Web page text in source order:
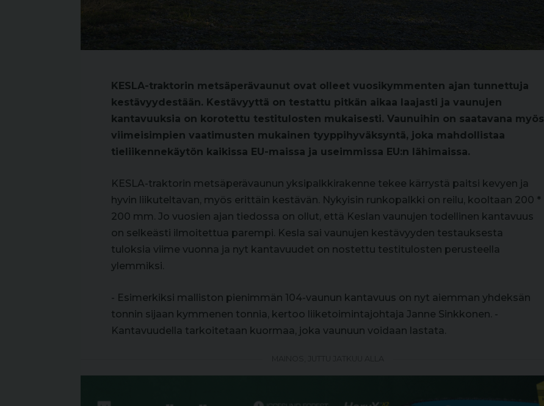
KESLA-traktorin metsäperävaunut ovat olleet vuosikymmenten ajan tunnettuja
kestävyydestään. Kestävyyttä on testattu pitkän aikaa laajasti ja vaunujen
kantavuuksia on korotettu testitulosten mukaisesti. Vaunuihin on saatavana myös
viimeisimpien vaatimusten mukainen tyyppihyväksyntä, joka mahdollistaa
tieliikennekäytön kaikissa EU-maissa ja useimmissa EU:n lähimaissa.
KESLA-traktorin metsäperävaunun yksipalkkirakenne tekee kärrystä paitsi kevyen ja
hyvin liikuteltavan, myös erittäin kestävän. Nykyisin runkopalkki on reilu, kooltaan 200 *
200 mm. Jo vuosien ajan tiedossa on ollut, että Keslan vaunujen todellinen kantavuus
on selkeästi ilmoitettua parempi. Kesla sai vaunujen kestävyyden testauksesta
tuloksia viime vuonna ja nyt kantavuudet on nostettu testitulosten perusteella
ylemmiksi.
- Esimerkiksi malliston pienimmän 104-vaunun kantavuus on nyt aiemman yhdeksän
tonnin sijaan kymmenen tonnia, kertoo liiketoimintajohtaja Janne Sinkkonen. -
Kantavuudella tarkoitetaan kuormaa, joka vaunuun voidaan lastata.